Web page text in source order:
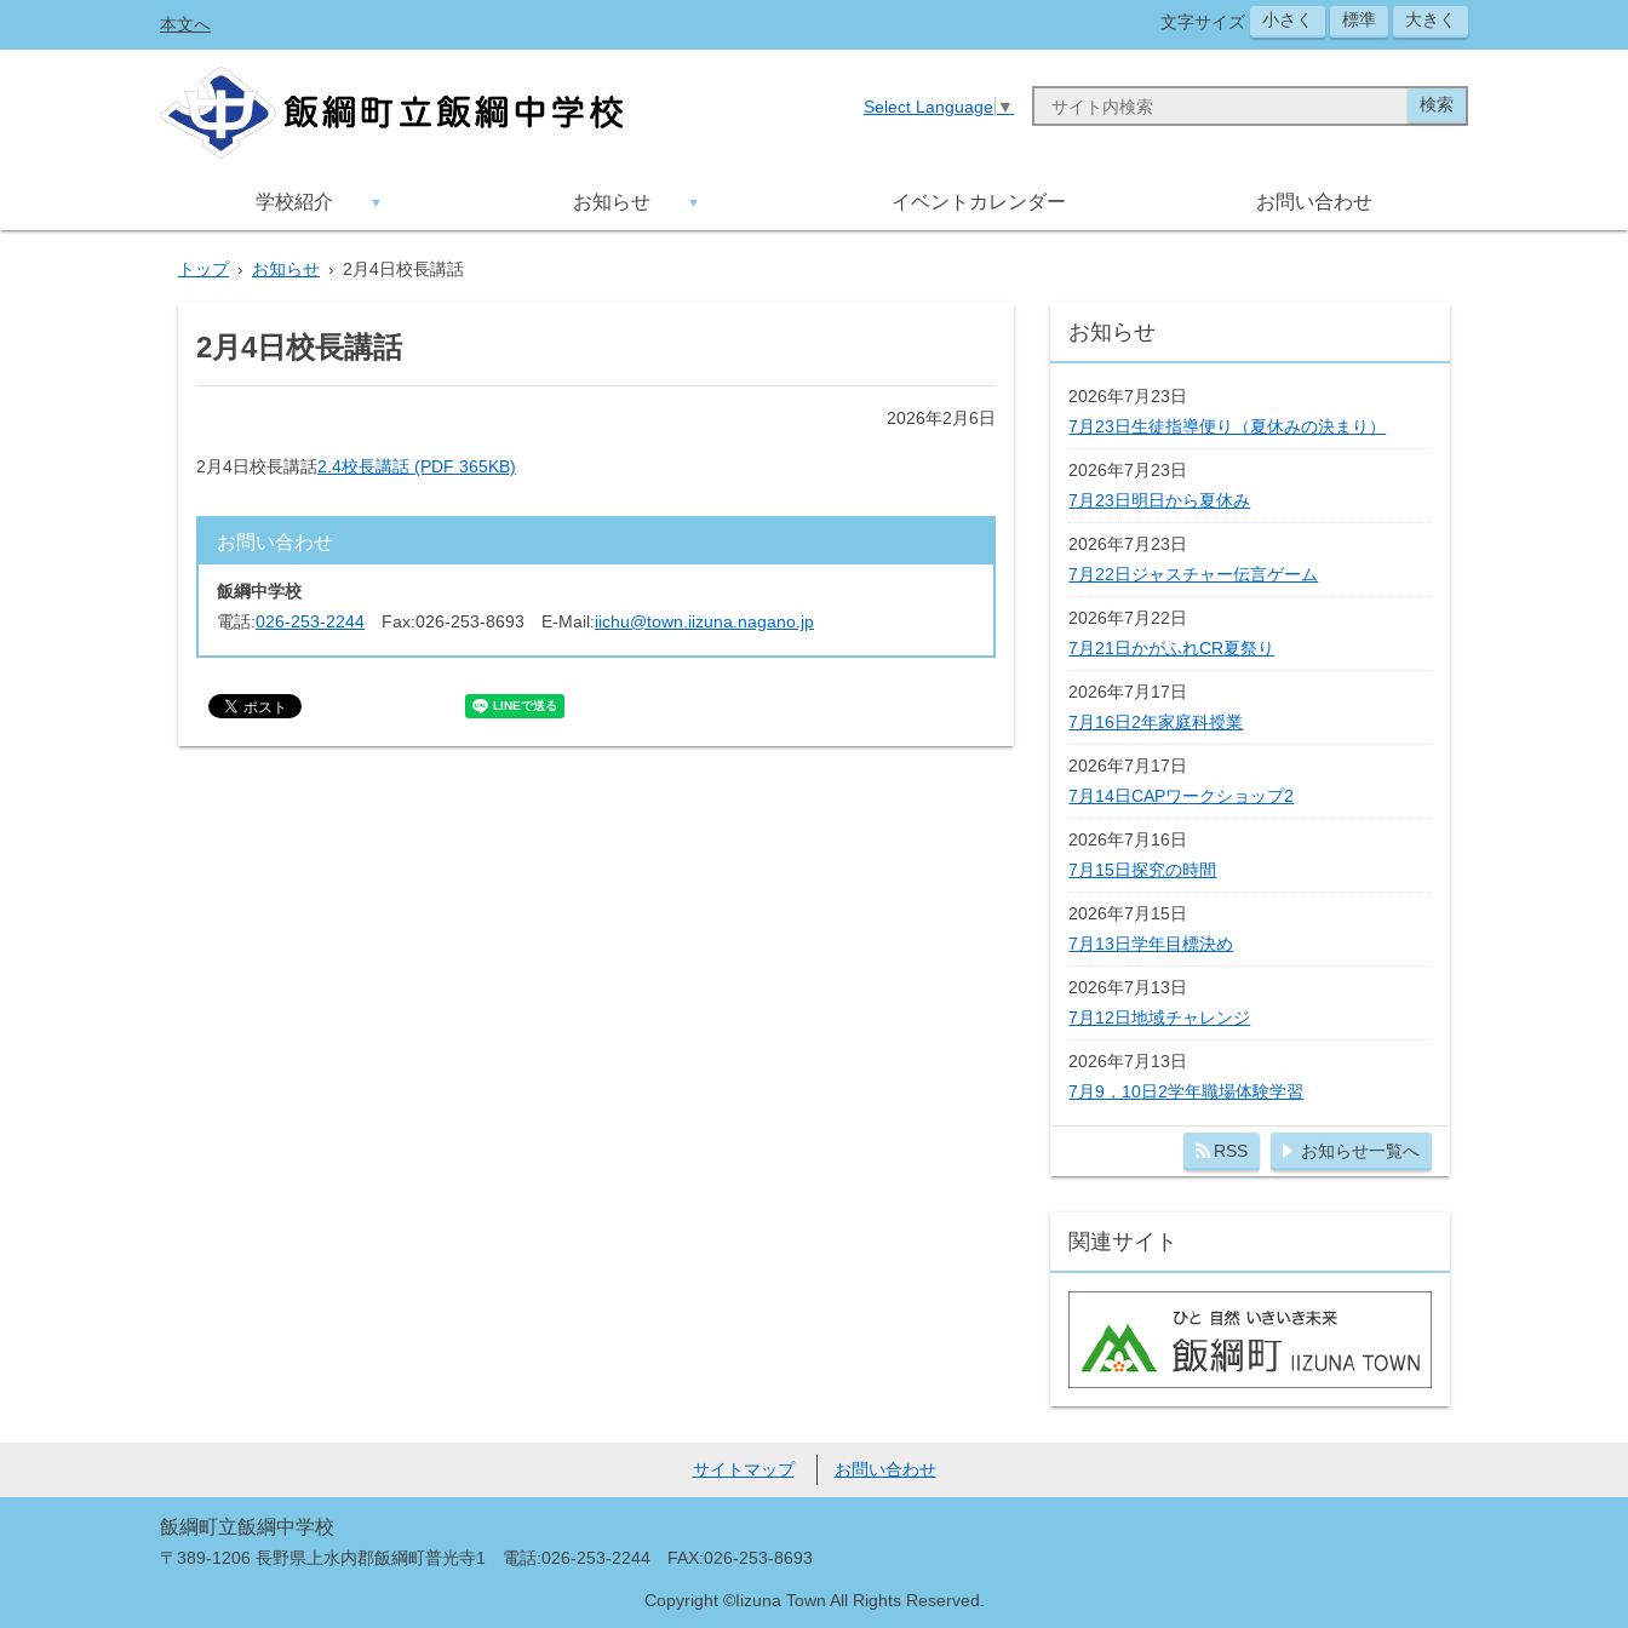
本文へ 文字サイズ 小さく 標準 大きく
Select Language ▼
学校紹介 お知らせ イベントカレンダー お問い合わせ
トップ › お知らせ › 2月4日校長講話
2月4日校長講話
2026年2月6日
2月4日校長講話2.4校長講話 (PDF 365KB)
お問い合わせ
飯綱中学校
電話:026-253-2244 Fax:026-253-8693 E-Mail:iichu@town.iizuna.nagano.jp
お知らせ
2026年7月23日
7月23日生徒指導便り（夏休みの決まり）
2026年7月23日
7月23日明日から夏休み
2026年7月23日
7月22日ジャスチャー伝言ゲーム
2026年7月22日
7月21日かがふれCR夏祭り
2026年7月17日
7月16日2年家庭科授業
2026年7月17日
7月14日CAPワークショップ2
2026年7月16日
7月15日探究の時間
2026年7月15日
7月13日学年目標決め
2026年7月13日
7月12日地域チャレンジ
2026年7月13日
7月9，10日2学年職場体験学習
RSS お知らせ一覧へ
関連サイト
サイトマップ お問い合わせ
飯綱町立飯綱中学校
〒389-1206 長野県上水内郡飯綱町普光寺1 電話:026-253-2244 FAX:026-253-8693
Copyright ©Iizuna Town All Rights Reserved.